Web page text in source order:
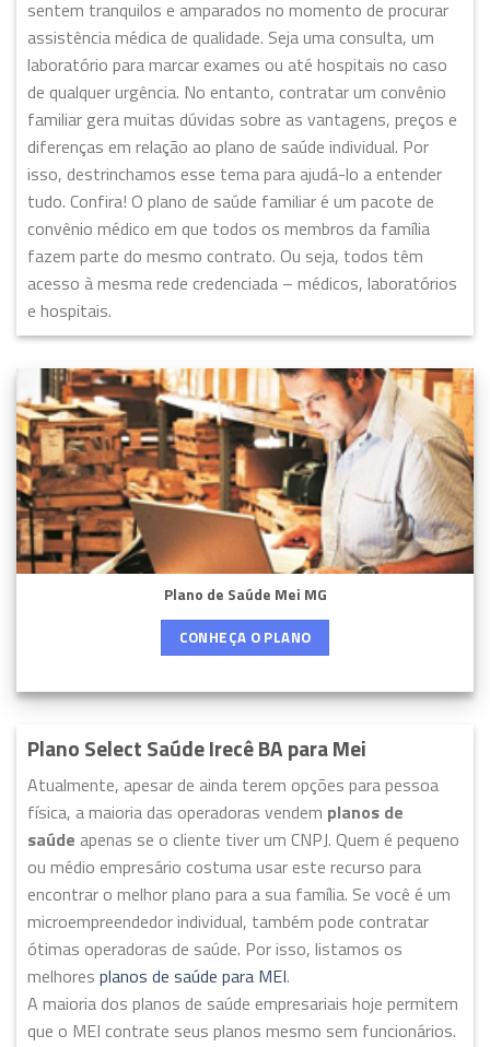
sentem tranquilos e amparados no momento de procurar
assistência médica de qualidade. Seja uma consulta, um
laboratório para marcar exames ou até hospitais no caso
de qualquer urgência. No entanto, contratar um convênio
familiar gera muitas dúvidas sobre as vantagens, preços e
diferenças em relação ao plano de saúde individual. Por
isso, destrinchamos esse tema para ajudá-lo a entender
tudo. Confira! O plano de saúde familiar é um pacote de
convênio médico em que todos os membros da família
fazem parte do mesmo contrato. Ou seja, todos têm
acesso à mesma rede credenciada – médicos, laboratórios
e hospitais.
Plano de Saúde Mei MG
CONHEÇA O PLANO
Plano Select Saúde Irecê BA para Mei
Atualmente, apesar de ainda terem opções para pessoa
física, a maioria das operadoras vendem planos de
saúde apenas se o cliente tiver um CNPJ. Quem é pequeno
ou médio empresário costuma usar este recurso para
encontrar o melhor plano para a sua família. Se você é um
microempreendedor individual, também pode contratar
ótimas operadoras de saúde. Por isso, listamos os
melhores planos de saúde para MEI.
A maioria dos planos de saúde empresariais hoje permitem
que o MEI contrate seus planos mesmo sem funcionários.